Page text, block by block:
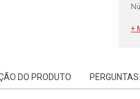
+
DO PRODUTO